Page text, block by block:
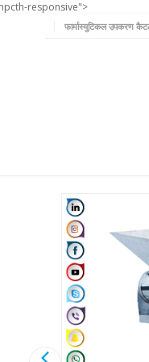
responsive">
फार्मास्युटिकल उपकरण